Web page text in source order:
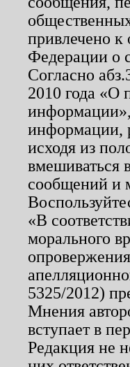
привлечено к
Федерации о
Согласно
2010 года «О
информации,
исходя из
вмешиваться
сообщений и
«В
морального
5325/2012)
Мнения
вступает в
Редакция не